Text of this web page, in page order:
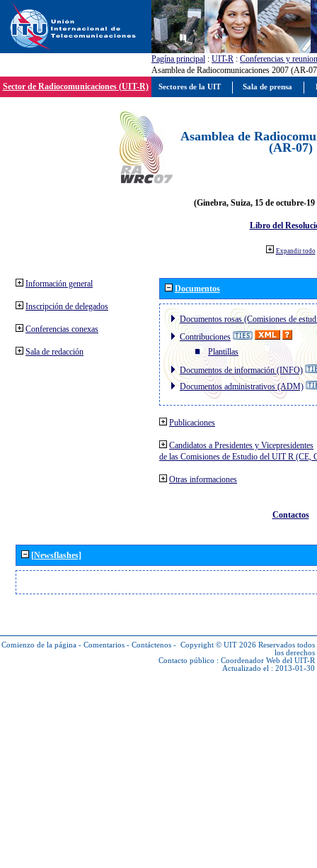
Pagína principal : UIT-R : Conferencias y
Asamblea de Radiocomunicaciones 2007 (AR-
Sector de Radiocomunicaciones (UIT-R)
Asamblea de
(AR-07)
(Ginebra, Suiza, 15 de octubre-19
Libro del
Expandir todo
Información general
Inscripción de delegados
Conferencias conexas
Sala de redacción
Documentos
Documentos rosas (Comisiones de
Contribuciones
Plantillas
Documentos de información (INFO)
Documentos administrativos (ADM)
Publicaciones
Candidatos a Presidentes y Vicepresidentes
de las Comisiones de Estudio del UIT R (CE,
Otras informaciones
Contactos
[Newsflashes]
Comienzo de la página - Comentarios - Contáctenos - Copyright © UIT 2026 Reservados todos
los derechos
Contacto público : Coordenador Web del UIT-R
Actualizado el : 2013-01-30
Sectores de la UIT Sala de prensa